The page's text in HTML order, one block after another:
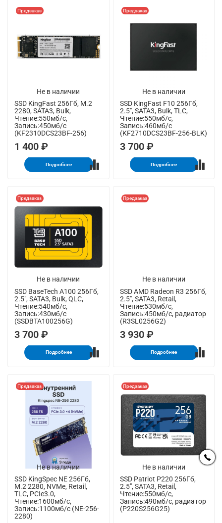
Не в наличии
Предзаказ
SSD KingFast 256Гб, M.2
2280, SATA3, Bulk,
Чтение:550мб/с,
Запись:450мб/с
(KF2310DCS23BF-256)
1 400 ₽
Подробнее
Не в наличии
Предзаказ
SSD KingFast F10 256Гб,
2.5", SATA3, Bulk, TLC,
Чтение:550мб/с,
Запись:460мб/с
(KF2710DCS23BF-256-BLK)
3 700 ₽
Подробнее
Не в наличии
Предзаказ
SSD BaseTech A100 256Гб,
2.5", SATA3, Bulk, QLC,
Чтение:540мб/с,
Запись:430мб/с
(SSDBTA100256G)
3 700 ₽
Подробнее
Не в наличии
Предзаказ
SSD AMD Radeon R3 256Гб,
2.5", SATA3, Retail,
Чтение:530мб/с,
Запись:450мб/с, радиатор
(R3SL0256G2)
3 930 ₽
Подробнее
Не в наличии
Предзаказ
SSD KingSpec NE 256Гб,
M.2 2280, NVMe, Retail,
TLC, PCIe3.0,
Чтение:1600мб/с,
Запись:1100мб/с (NE-256-
2280)
Не в наличии
Предзаказ
SSD Patriot P220 256Гб,
2.5", SATA3, Retail,
Чтение:550мб/с,
Запись:490мб/с, радиатор
(P220S256G25)